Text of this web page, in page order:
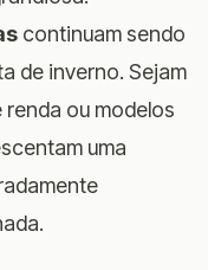
continuam sendo
de inverno. Sejam
ou modelos
uma